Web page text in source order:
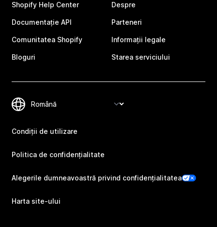
Shopify Help Center
Documentație API
Comunitatea Shopify
Bloguri
Despre
Parteneri
Informații legale
Starea serviciului
Condiții de utilizare
Politica de confidențialitate
Alegerile dumneavoastră privind confidențialitatea
Harta site-ului